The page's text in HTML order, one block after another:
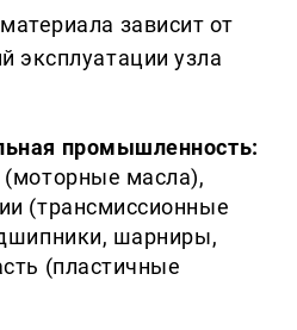
зависит от
эксплуатации узла
промышленность:
(моторные масла),
(трансмиссионные
шарниры,
(пластичные